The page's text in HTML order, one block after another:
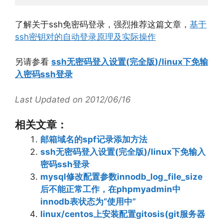
了解关于ssh免密码登录，强烈推荐这篇文章， 基于
ssh密钥对的自动登录原理及实际操作
另请参看 ssh无密码登入设置(完全版)/linux下免输
入密码ssh登录
Last Updated on 2012/06/16
相关文章：
邮箱域名的spf记录添加方法
ssh无密码登入设置(完全版)/linux下免输入
密码ssh登录
mysql修改配置参数innodb_log_file_size
后不能正常工作，在phpmyadmin中
innodb表状态为“使用中”
linux/centos上安装配置gitosis(git服务器